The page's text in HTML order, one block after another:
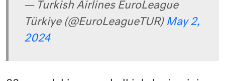
— Turkish Airlines EuroLeague
Türkiye (@EuroLeagueTUR) May 2,
2024